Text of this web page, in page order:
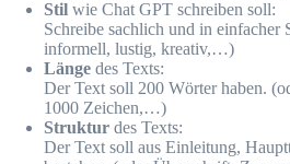
Stil wie Chat GPT schreiben soll:
Schreibe sachlich und in einfacher
informell, lustig, kreativ,…)
Länge des Texts:
Der Text soll 200 Wörter haben.
1000 Zeichen,…)
Struktur des Texts:
Der Text soll aus Einleitung,